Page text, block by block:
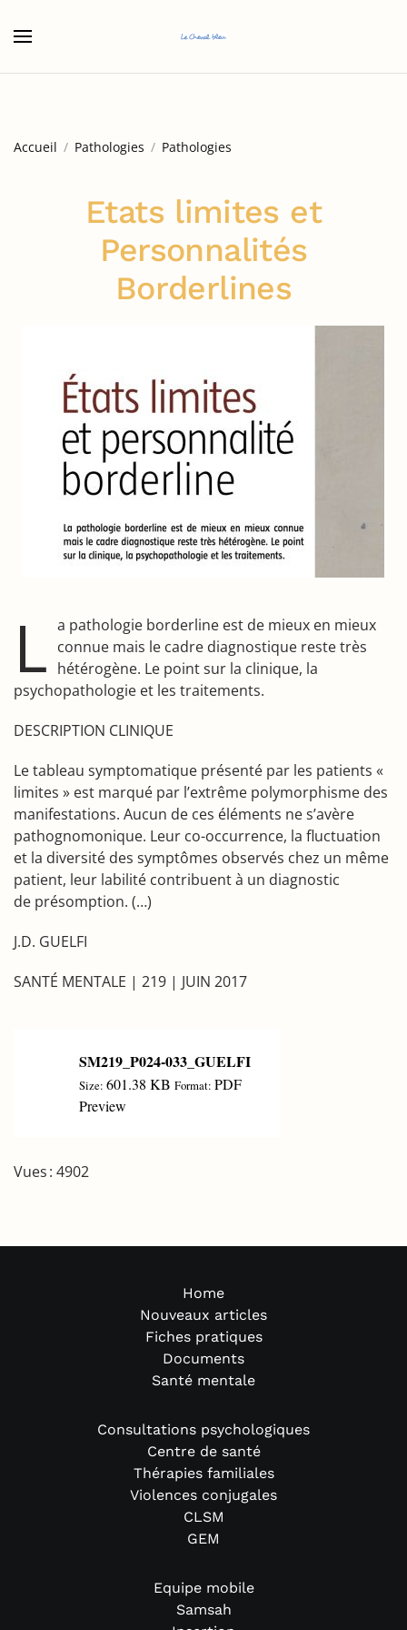
Accueil Pathologies Pathologies
Etats limites et
Personnalités
Borderlines
L a pathologie borderline est de mieux en mieux
connue mais le cadre diagnostique reste très
hétérogène. Le point sur la clinique, la
psychopathologie et les traitements.
DESCRIPTION CLINIQUE
Le tableau symptomatique présenté par les patients «
limites » est marqué par l’extrême polymorphisme des
manifestations. Aucun de ces éléments ne s’avère
pathognomonique. Leur co-occurrence, la fluctuation
et la diversité des symptômes observés chez un même
patient, leur labilité contribuent à un diagnostic
de présomption. (…)
J.D. GUELFI
SANTÉ MENTALE | 219 | JUIN 2017
SM219_P024-033_GUELFI
Size: 601.38 KB Format: PDF
Preview
Vues : 4902
Home
Nouveaux articles
Fiches pratiques
Documents
Santé mentale
Consultations psychologiques
Centre de santé
Thérapies familiales
Violences conjugales
CLSM
GEM
Equipe mobile
Samsah